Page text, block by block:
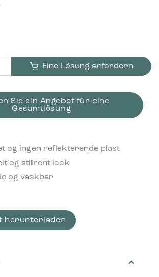
metal 15x15 cm Konturskåret Hvid Menge
Eine Lösung anfordern
Sie ein Angebot für eine
Gesamtlösung
og ingen reflekterende plast
og stilrent look
og vaskbar
herunterladen